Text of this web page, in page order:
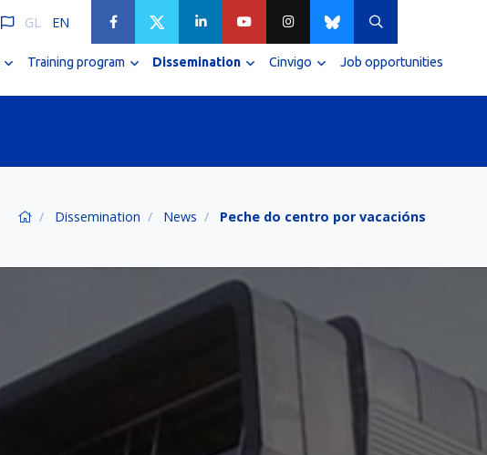
GL EN
Training program Dissemination Cinvigo Job opportunities
Dissemination News Peche do centro por vacacións